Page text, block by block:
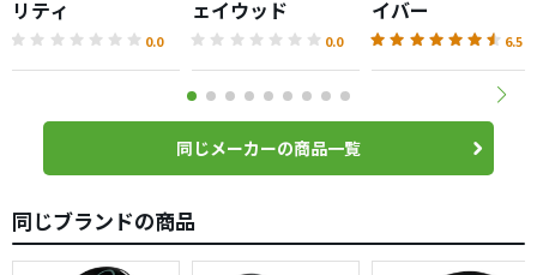
リティ
0.0
ェイウッド
0.0
イバー
6.5
同じメーカーの商品一覧
同じブランドの商品